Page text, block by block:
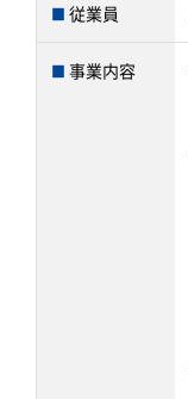
従業員
事業内容